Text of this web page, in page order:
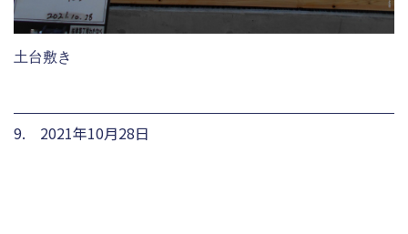
土台敷き
9. 2021年10月28日